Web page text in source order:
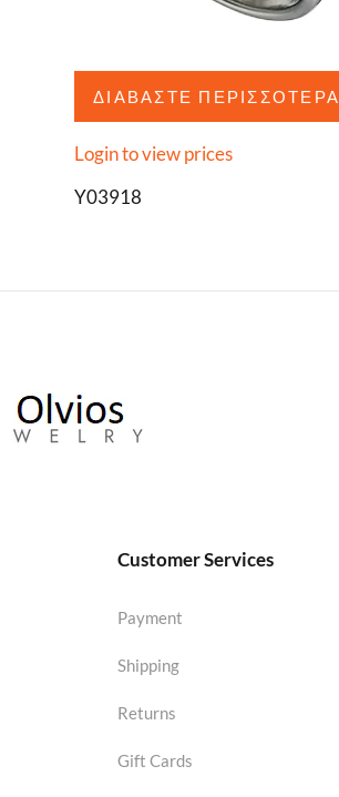
ΔΙΑΒΆΣΤΕ ΠΕΡΙΣΣΌΤΕΡΑ
Login to view prices
Y03918
Customer Services
Payment
Shipping
Returns
Gift Cards